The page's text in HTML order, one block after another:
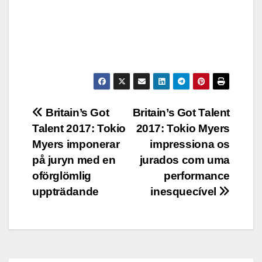
Post
navigation
Britain’s Got Talent
2017: Tokio Myers
impressiona os
jurados com uma
performance
inesquecível
Britain’s Got
Talent 2017: Tokio
Myers imponerar
på juryn med en
oförglömlig
uppträdande